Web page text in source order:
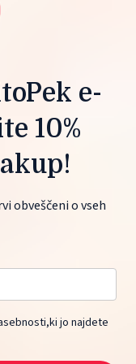
e-
10%
obveščeni o vseh
jo najdete